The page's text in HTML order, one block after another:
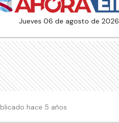
jueves 06 de agosto de 2026
hace 5 años